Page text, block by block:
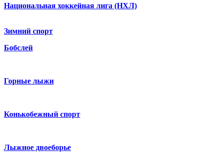
Национальная хоккейная лига (НХЛ)
Зимний спорт
Бобслей
Горные лыжи
Конькобежный спорт
Лыжное двоеборье